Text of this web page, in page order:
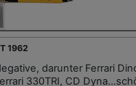
1962
darunter Ferrari
330TRI, CD